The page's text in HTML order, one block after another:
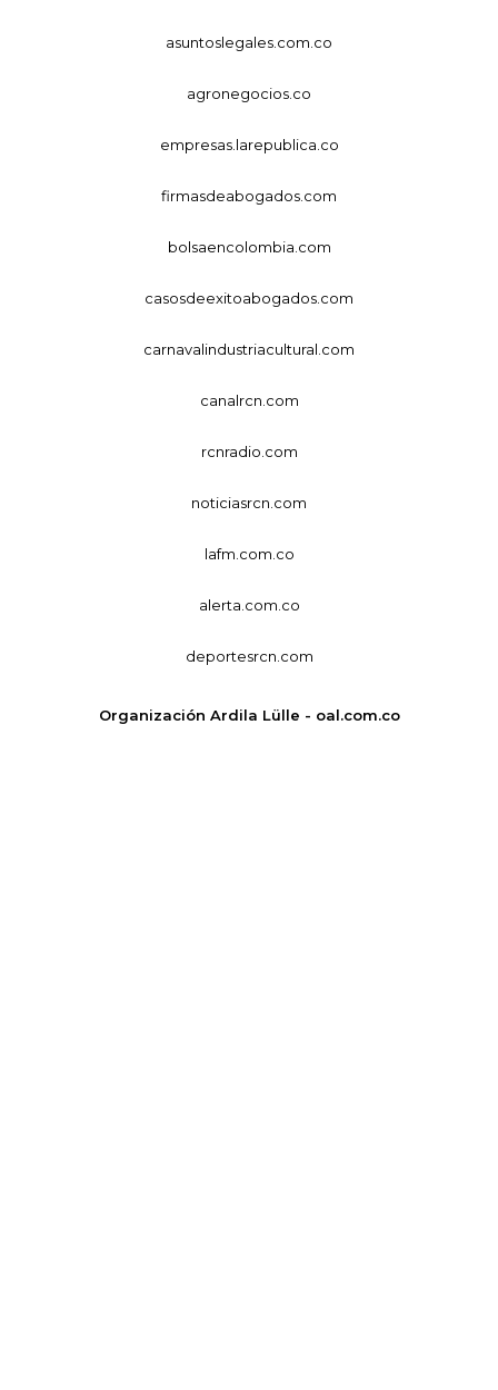
asuntoslegales.com.co
agronegocios.co
empresas.larepublica.co
firmasdeabogados.com
bolsaencolombia.com
casosdeexitoabogados.com
carnavalindustriacultural.com
canalrcn.com
rcnradio.com
noticiasrcn.com
lafm.com.co
alerta.com.co
deportesrcn.com
Organización Ardila Lülle - oal.com.co